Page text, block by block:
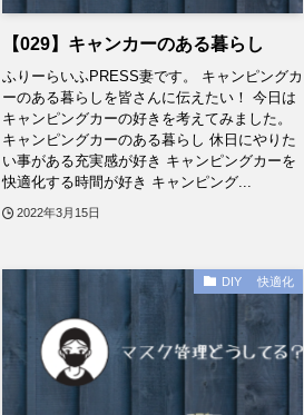
【029】キャンカーのある暮らし
ふりーらいふPRESS妻です。 キャンピングカ
ーのある暮らしを皆さんに伝えたい！ 今日は
キャンピングカーの好きを考えてみました。
キャンピングカーのある暮らし 休日にやりた
い事がある充実感が好き キャンピングカーを
快適化する時間が好き キャンピング...
2022年3月15日
DIY 快適化